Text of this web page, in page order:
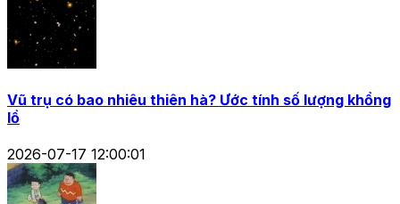
Vũ trụ có bao nhiêu thiên hà? Ước tính số lượng khổng
lồ
2026-07-17 12:00:01